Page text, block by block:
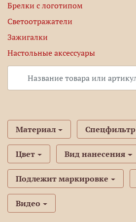
Брелки с логотипом
Светоотражатели
Зажигалки
Настольные аксессуары
Материал Спецфильтр
Цвет Вид нанесения
Подлежит маркировке
Видео